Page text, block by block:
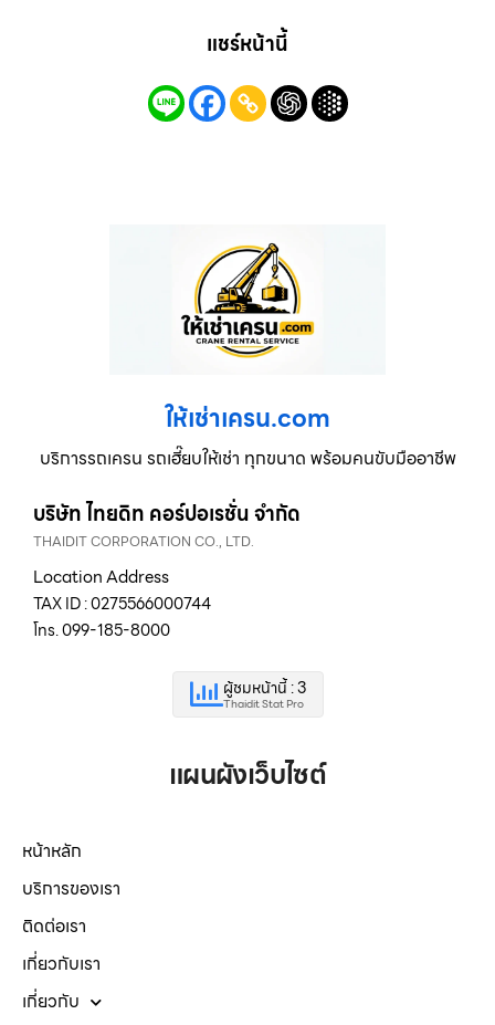
แชร์หน้านี้
ให้เช่าเครน.com
บริการรถเครน รถเฮี๊ยบให้เช่า ทุกขนาด พร้อมคนขับมืออาชีพ
บริษัท ไทยดิท คอร์ปอเรชั่น จำกัด
THAIDIT CORPORATION CO., LTD.
Location Address
TAX ID : 0275566000744
โทร. 099-185-8000
ผู้ชมหน้านี้ : 3
Thaidit Stat Pro
แผนผังเว็บไซต์
หน้าหลัก
บริการของเรา
ติดต่อเรา
เกี่ยวกับเรา
เกี่ยวกับ